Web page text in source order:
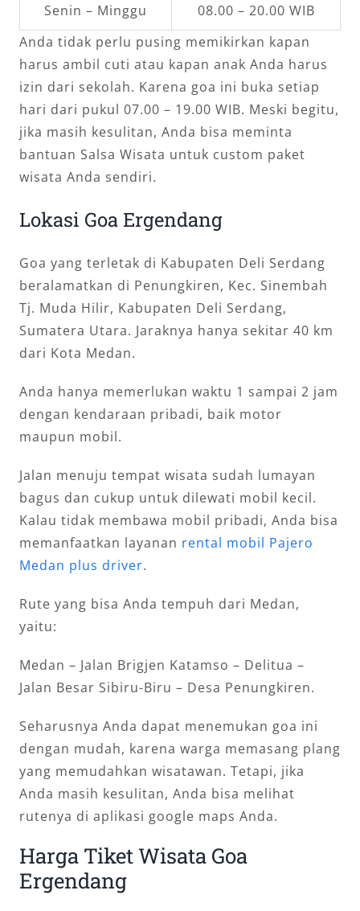
Senin – Minggu
08.00 – 20.00 WIB
Anda tidak perlu pusing memikirkan kapan
harus ambil cuti atau kapan anak Anda harus
izin dari sekolah. Karena goa ini buka setiap
hari dari pukul 07.00 – 19.00 WIB. Meski begitu,
jika masih kesulitan, Anda bisa meminta
bantuan Salsa Wisata untuk custom paket
wisata Anda sendiri.
Lokasi Goa Ergendang
Goa yang terletak di Kabupaten Deli Serdang
beralamatkan di Penungkiren, Kec. Sinembah
Tj. Muda Hilir, Kabupaten Deli Serdang,
Sumatera Utara. Jaraknya hanya sekitar 40 km
dari Kota Medan.
Anda hanya memerlukan waktu 1 sampai 2 jam
dengan kendaraan pribadi, baik motor
maupun mobil.
Jalan menuju tempat wisata sudah lumayan
bagus dan cukup untuk dilewati mobil kecil.
Kalau tidak membawa mobil pribadi, Anda bisa
memanfaatkan layanan rental mobil Pajero
Medan plus driver.
Rute yang bisa Anda tempuh dari Medan,
yaitu:
Medan – Jalan Brigjen Katamso – Delitua –
Jalan Besar Sibiru-Biru – Desa Penungkiren.
Seharusnya Anda dapat menemukan goa ini
dengan mudah, karena warga memasang plang
yang memudahkan wisatawan. Tetapi, jika
Anda masih kesulitan, Anda bisa melihat
rutenya di aplikasi google maps Anda.
Harga Tiket Wisata Goa
Ergendang